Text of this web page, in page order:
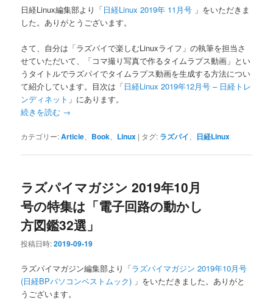
日経Linux編集部より「日経Linux 2019年 11月号 」をいただきま
した。ありがとうございます。
さて、自分は「ラズパイで楽しむLinuxライフ」の執筆を担当さ
せていただいて、「コマ撮り写真で作るタイムラプス動画」とい
うタイトルでラズパイでタイムラプス動画を生成する方法につい
て紹介しています。目次は「日経Linux 2019年12月号 – 日経トレ
ンディネット 」にあります。
続きを読む →
カテゴリー:Article Book Linux | タグ: ラズパイ 日経Linux
ラズパイマガジン 2019年10月
号の特集は「電子回路の動かし
方図鑑32選」
投稿日時:2019-09-19
ラズパイマガジン編集部より「ラズパイマガジン 2019年10月号
(日経BPパソコンベストムック) 」をいただきました。ありがと
うございます。